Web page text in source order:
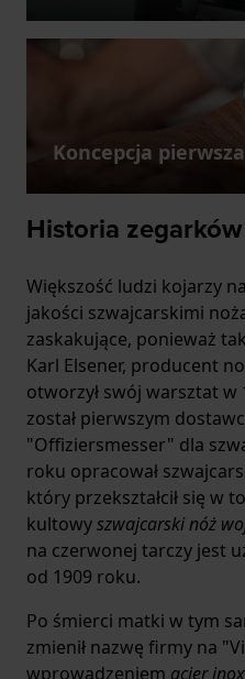
Koncepcja
Historia
Większość ludzi kojarzy
jakości szwajcarskimi
zaskakujące, ponieważ
Karl Elsener, producent
otworzył swój warsztat w
został pierwszym
"Offiziersmesser" dla
roku opracował
który przekształcił się w
kultowyszwajcarski nóż
na czerwonej tarczy jest
od 1909 roku.
Po śmierci matki w tym
zmienił nazwę firmy na
wprowadzeniem acier